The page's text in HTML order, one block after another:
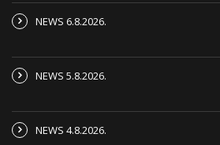
NEWS 6.8.2026.
NEWS 5.8.2026.
NEWS 4.8.2026.